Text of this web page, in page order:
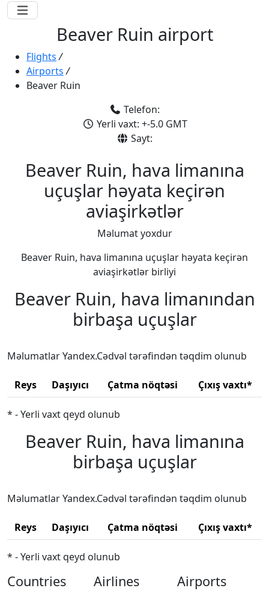
Beaver Ruin airport
Flights /
Airports /
Beaver Ruin
Telefon:
Yerli vaxt: +-5.0 GMT
Sayt:
Beaver Ruin, hava limanına
uçuşlar həyata keçirən
aviaşirkətlər
Məlumat yoxdur
Beaver Ruin, hava limanına uçuşlar həyata keçirən
aviaşirkətlər birliyi
Beaver Ruin, hava limanından
birbaşa uçuşlar
Məlumatlar Yandex.Cədvəl tərəfindən təqdim olunub
Reys Daşıyıcı Çatma nöqtəsi Çıxış vaxtı*
* - Yerli vaxt qeyd olunub
Beaver Ruin, hava limanına
birbaşa uçuşlar
Məlumatlar Yandex.Cədvəl tərəfindən təqdim olunub
Reys Daşıyıcı Çatma nöqtəsi Çıxış vaxtı*
* - Yerli vaxt qeyd olunub
Countries Airlines Airports